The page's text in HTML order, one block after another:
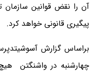
آن را نقض قوانین
پیگیری قانونی خواهد کرد.
براساس گزارش
چهارشنبه در واشنگتن